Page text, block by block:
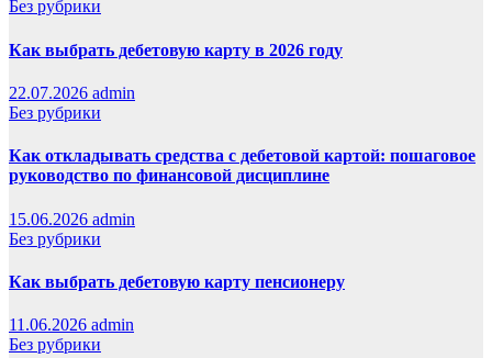
Без рубрики
Как выбрать дебетовую карту в 2026 году
22.07.2026 admin
Без рубрики
Как откладывать средства с дебетовой картой: пошаговое
руководство по финансовой дисциплине
15.06.2026 admin
Без рубрики
Как выбрать дебетовую карту пенсионеру
11.06.2026 admin
Без рубрики